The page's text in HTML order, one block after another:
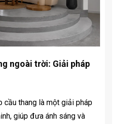
ngoài trời: Giải pháp
cầu thang là một giải pháp
giúp đưa ánh sáng và